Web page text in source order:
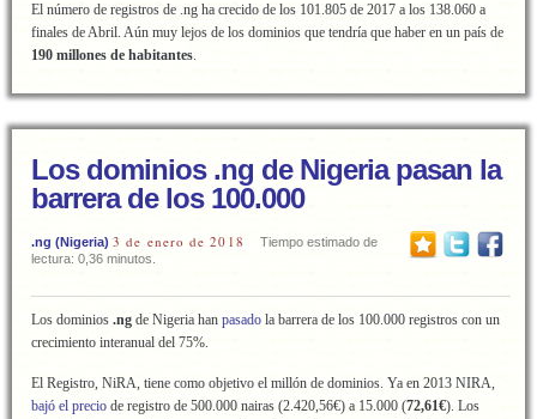
El número de registros de .ng ha crecido de los 101.805 de 2017 a los 138.060 a
finales de Abril. Aún muy lejos de los dominios que tendría que haber en un país de
190 millones de habitantes.
Los dominios .ng de Nigeria pasan la
barrera de los 100.000
.ng (Nigeria) 3 de enero de 2018
Tiempo estimado de
lectura: 0,36 minutos.
Los dominios .ng de Nigeria han pasado la barrera de los 100.000 registros con un
crecimiento interanual del 75%.
El Registro, NiRA, tiene como objetivo el millón de dominios. Ya en 2013 NIRA,
bajó el precio de registro de 500.000 nairas (2.420,56€) a 15.000 (72,61€). Los